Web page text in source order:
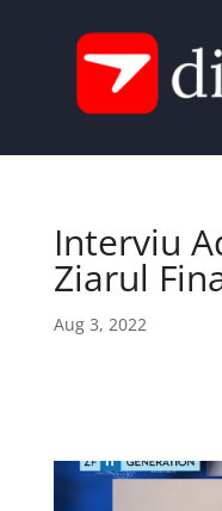
Interviu
Ziarul
Aug 3, 2022